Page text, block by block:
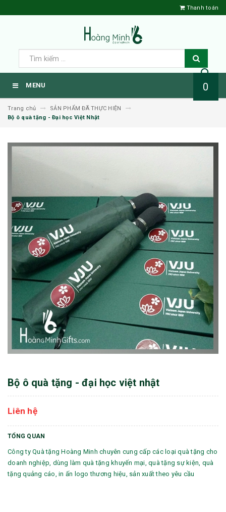
Thanh toán
MENU 0
Trang chủ
SẢN PHẨM ĐÃ THỰC HIỆN
Bộ ô quà tặng - Đại học Việt Nhật
Bộ ô quà tặng - đại học việt nhật
Liên hệ
TỔNG QUAN
Công ty Quà tặng Hoàng Minh chuyên cung cấp các loại quà tặng cho
doanh nghiệp, dùng làm quà tặng khuyến mại, quà tặng sự kiện, quà
tặng quảng cáo, in ấn logo thương hiệu, sản xuất theo yêu cầu